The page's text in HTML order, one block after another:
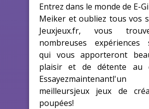
Entrez dans le monde de E-
Meiker et oubliez tous vos
Jeuxjeux.fr, vous
nombreuses expériences
qui vous apporteront
plaisir et de détente au
meilleursjeux jeux de
poupées!